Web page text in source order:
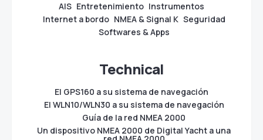
AIS Entretenimiento Instrumentos
Internet a bordo NMEA & Signal K Seguridad
Softwares & Apps
Technical
El GPS160 a su sistema de navegación
El WLN10/WLN30 a su sistema de navegación
Guía de la red NMEA 2000
Un dispositivo NMEA 2000 de Digital Yacht a una